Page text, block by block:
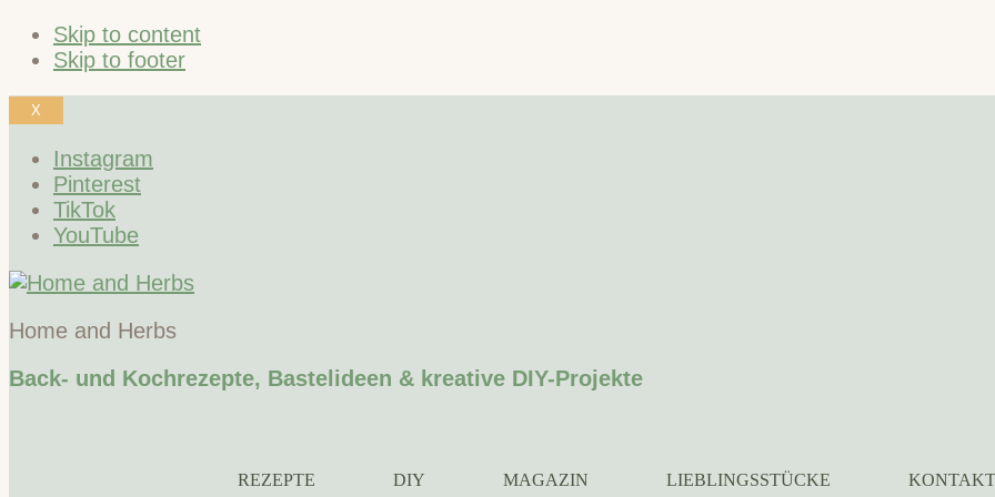
Skip to content
Skip to footer
X
Instagram
Pinterest
TikTok
YouTube
Home and Herbs
Back- und Kochrezepte, Bastelideen & kreative DIY-Projekte
REZEPTE DIY MAGAZIN LIEBLINGSSTÜCKE KONTAKT